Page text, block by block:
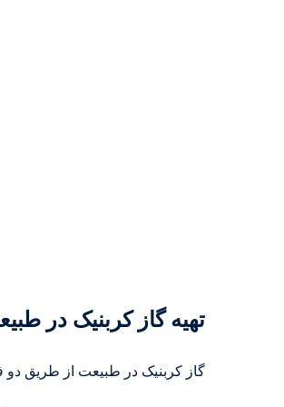
تهیه گاز کربنیک در
گاز کربنیک در طبیعت از طریق دو